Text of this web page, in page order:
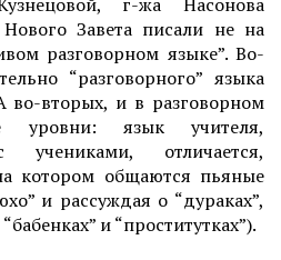
Завета писали не на
разговорном языке”. Во-
“разговорного” языка
во-вторых, и в разговорном
уровни: язык учителя,
учениками, отличается,
котором общаются пьяные
и рассуждая о “дураках”,
и “проститутках”).